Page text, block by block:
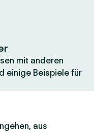
mit anderen
einige Beispiele für
aus